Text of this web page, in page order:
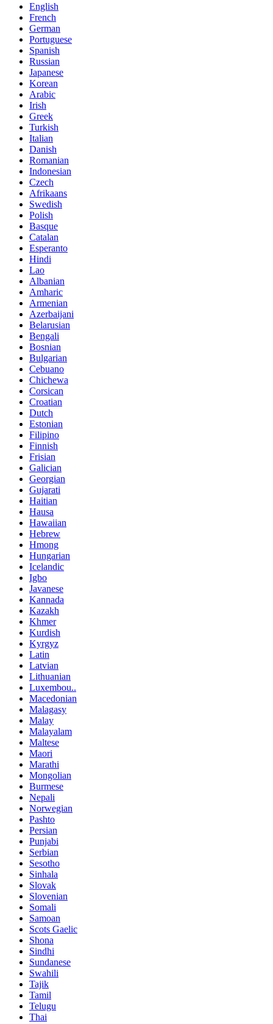
English
French
German
Portuguese
Spanish
Russian
Japanese
Korean
Arabic
Irish
Greek
Turkish
Italian
Danish
Romanian
Indonesian
Czech
Afrikaans
Swedish
Polish
Basque
Catalan
Esperanto
Hindi
Lao
Albanian
Amharic
Armenian
Azerbaijani
Belarusian
Bengali
Bosnian
Bulgarian
Cebuano
Chichewa
Corsican
Croatian
Dutch
Estonian
Filipino
Finnish
Frisian
Galician
Georgian
Gujarati
Haitian
Hausa
Hawaiian
Hebrew
Hmong
Hungarian
Icelandic
Igbo
Javanese
Kannada
Kazakh
Khmer
Kurdish
Kyrgyz
Latin
Latvian
Lithuanian
Luxembou..
Macedonian
Malagasy
Malay
Malayalam
Maltese
Maori
Marathi
Mongolian
Burmese
Nepali
Norwegian
Pashto
Persian
Punjabi
Serbian
Sesotho
Sinhala
Slovak
Slovenian
Somali
Samoan
Scots Gaelic
Shona
Sindhi
Sundanese
Swahili
Tajik
Tamil
Telugu
Thai